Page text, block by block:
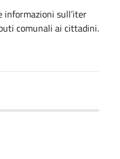
sull’iter
comunali ai cittadini.